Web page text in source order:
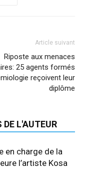
Article suivant
Riposte aux menaces
25 agents formés
reçoivent leur
diplôme
DE L'AUTEUR
en charge de la
l’artiste Kosa